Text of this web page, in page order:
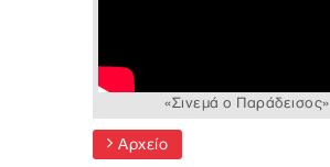
«Σινεμά ο Παράδεισος»
Αρχείο